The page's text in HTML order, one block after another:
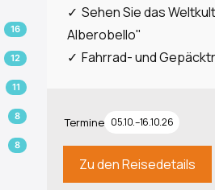
Sehen Sie das
Alberobello"
Fahrrad- und
Termine 05.10.–16.10.26
Zu den Reisedetails
16
12
11
8
8